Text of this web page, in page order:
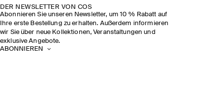
DER NEWSLETTER VON COS
Abonnieren Sie unseren Newsletter, um 10 % Rabatt auf
Ihre erste Bestellung zu erhalten. Außerdem informieren
wir Sie über neue Kollektionen, Veranstaltungen und
exklusive Angebote.
ABONNIEREN